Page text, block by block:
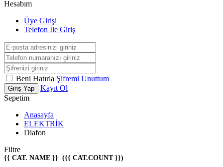
Hesabım
Üye Girişi
Telefon İle Giriş
Beni Hatırla Şifremi Unuttum
Giriş Yap
Kayıt Ol
Sepetim
Anasayfa
ELEKTRİK
Diafon
Filtre
{{ CAT. NAME }} ({{ CAT.COUNT }})